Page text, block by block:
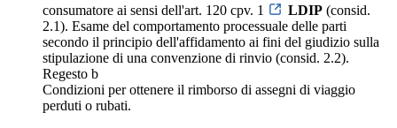
consumatore ai sensi dell'art. 120 cpv. 1
LDIP (consid.
2.1). Esame del comportamento processuale delle parti
secondo il principio dell'affidamento ai fini del giudizio sulla
stipulazione di una convenzione di rinvio (consid. 2.2).
Regesto b
Condizioni per ottenere il rimborso di assegni di viaggio
perduti o rubati.